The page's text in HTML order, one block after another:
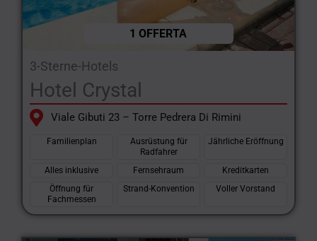
1 OFFERTA
3-Sterne-Hotels
Hotel Crystal
Viale Gibuti 23 – Torre Pedrera Di Rimini
Familienplan
Ausrüstung für
Radfahrer
Jährliche Eröffnung
Alles inklusive Fernsehraum
Kreditkarten
Öffnung für
Fachmessen
Strand-Konvention Voller Vorstand